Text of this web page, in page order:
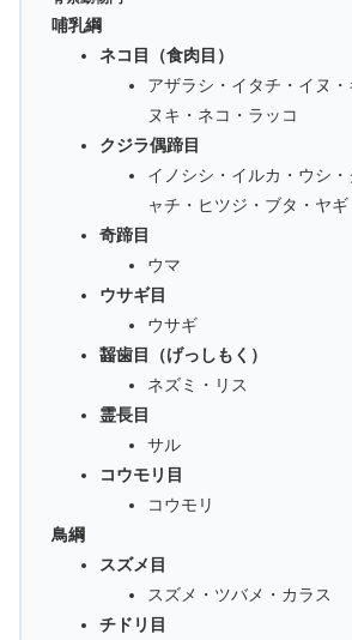
哺乳綱
ネコ目（食肉目）
アザラシ・イタチ・イヌ
ヌキ・ネコ・ラッコ
クジラ偶蹄目
イノシシ・イルカ・ウシ
ャチ・ヒツジ・ブタ・ヤギ
奇蹄目
ウマ
ウサギ目
ウサギ
齧歯目（げっしもく）
ネズミ・リス
霊長目
サル
コウモリ目
コウモリ
鳥綱
スズメ目
スズメ・ツバメ・カラス
チドリ目